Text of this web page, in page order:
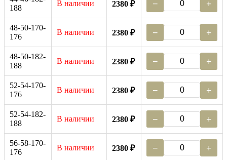
188
В наличии 2380 ₽ − +
48-50-170-
176
В наличии 2380 ₽ − +
48-50-182-
188
В наличии 2380 ₽ − +
52-54-170-
176
В наличии 2380 ₽ − +
52-54-182-
188
В наличии 2380 ₽ − +
56-58-170-
176
В наличии 2380 ₽ − +